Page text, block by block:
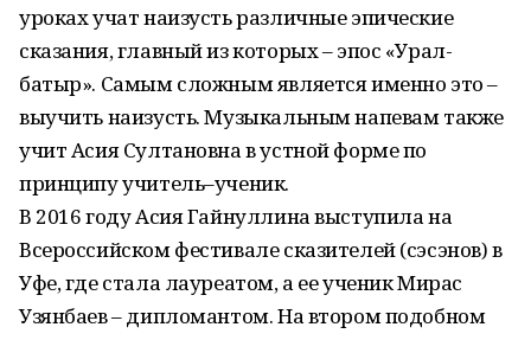
уроках учат наизусть различные эпические
сказания, главный из которых – эпос «Урал-
батыр». Самым сложным является именно это –
выучить наизусть. Музыкальным напевам также
учит Асия Султановна в устной форме по
принципу учитель–ученик.
В 2016 году Асия Гайнуллина выступила на
Всероссийском фестивале сказителей (сэсэнов) в
Уфе, где стала лауреатом, а ее ученик Мирас
Узянбаев – дипломантом. На втором подобном